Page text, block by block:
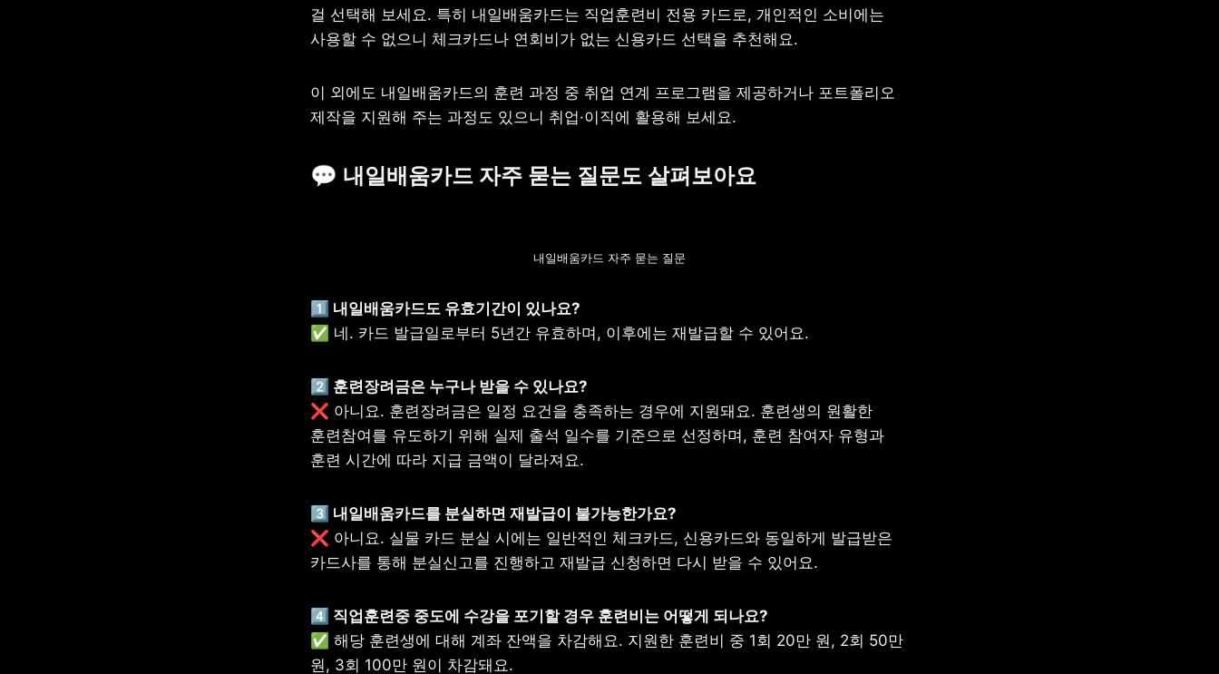
걸 선택해 보세요. 특히 내일배움카드는 직업훈련비 전용 카드로, 개인적인 소비에는
사용할 수 없으니 체크카드나 연회비가 없는 신용카드 선택을 추천해요.
이 외에도 내일배움카드의 훈련 과정 중 취업 연계 프로그램을 제공하거나 포트폴리오
제작을 지원해 주는 과정도 있으니 취업·이직에 활용해 보세요.
💬 내일배움카드 자주 묻는 질문도 살펴보아요
내일배움카드 자주 묻는 질문
1️⃣ 내일배움카드도 유효기간이 있나요?
✅ 네. 카드 발급일로부터 5년간 유효하며, 이후에는 재발급할 수 있어요.
2️⃣ 훈련장려금은 누구나 받을 수 있나요?
❌ 아니요. 훈련장려금은 일정 요건을 충족하는 경우에 지원돼요. 훈련생의 원활한
훈련참여를 유도하기 위해 실제 출석 일수를 기준으로 선정하며, 훈련 참여자 유형과
훈련 시간에 따라 지급 금액이 달라져요.
3️⃣ 내일배움카드를 분실하면 재발급이 불가능한가요?
❌ 아니요. 실물 카드 분실 시에는 일반적인 체크카드, 신용카드와 동일하게 발급받은
카드사를 통해 분실신고를 진행하고 재발급 신청하면 다시 받을 수 있어요.
4️⃣ 직업훈련중 중도에 수강을 포기할 경우 훈련비는 어떻게 되나요?
✅ 해당 훈련생에 대해 계좌 잔액을 차감해요. 지원한 훈련비 중 1회 20만 원, 2회 50만
원, 3회 100만 원이 차감돼요.